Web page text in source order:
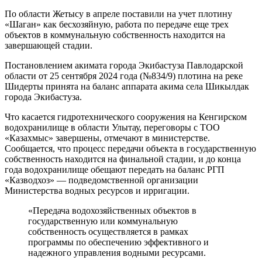
По области Жетысу в апреле поставили на учет плотину
«Шаган» как бесхозяйную, работа по передаче еще трех
объектов в коммунальную собственность находится на
завершающей стадии.
Постановлением акимата города Экибастуза Павлодарской
области от 25 сентября 2024 года (№834/9) плотина на реке
Шидерты принята на баланс аппарата акима села Шикылдак
города Экибастуза.
Что касается гидротехнического сооружения на Кенгирском
водохранилище в области Улытау, переговоры с ТОО
«Казахмыс» завершены, отмечают в министерстве.
Сообщается, что процесс передачи объекта в государственную
собственность находится на финальной стадии, и до конца
года водохранилище обещают передать на баланс РГП
«Казводхоз» — подведомственной организации
Министерства водных ресурсов и ирригации.
«Передача водохозяйственных объектов в
государственную или коммунальную
собственность осуществляется в рамках
программы по обеспечению эффективного и
надежного управления водными ресурсами.